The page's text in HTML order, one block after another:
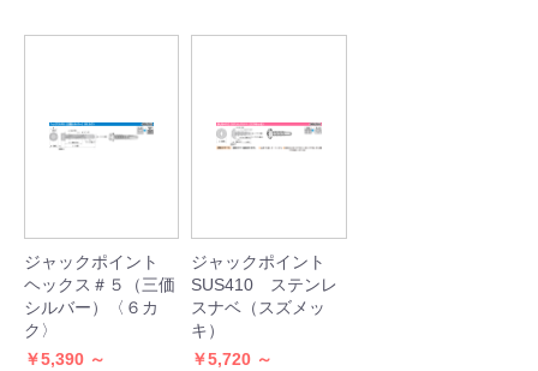
ジャックポイント
ヘックス＃５（三価
シルバー）〈６カ
ク〉
￥5,390 ～
ジャックポイント
SUS410 ステンレ
スナベ（スズメッ
キ）
￥5,720 ～